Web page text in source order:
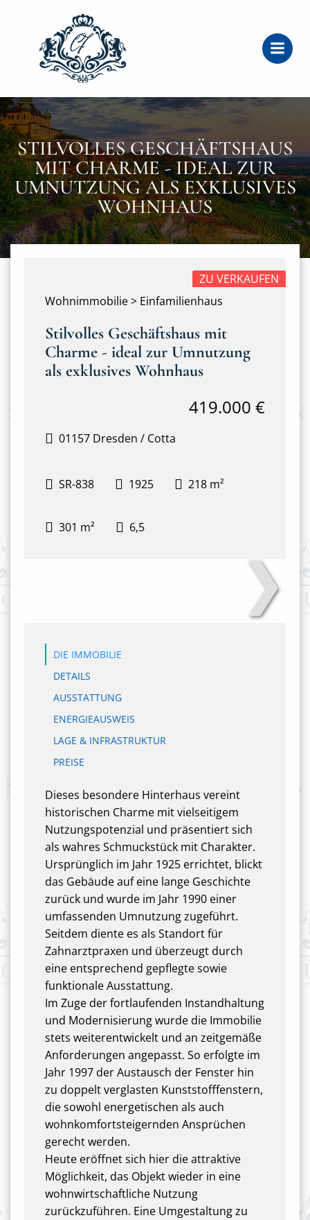
STILVOLLES GESCHÄFTSHAUS
MIT CHARME - IDEAL ZUR
UMNUTZUNG ALS EXKLUSIVES
WOHNHAUS
Wohnimmobilie > Einfamilienhaus
ZU VERKAUFEN
Stilvolles Geschäftshaus mit
Charme - ideal zur Umnutzung
als exklusives Wohnhaus
01157 Dresden / Cotta
419.000 €
SR-838 1925 218 m²
301 m² 6,5
❯
DIE IMMOBILIE
DETAILS
AUSSTATTUNG
ENERGIEAUSWEIS
LAGE & INFRASTRUKTUR
PREISE
Dieses besondere Hinterhaus vereint
historischen Charme mit vielseitigem
Nutzungspotenzial und präsentiert sich
als wahres Schmuckstück mit Charakter.
Ursprünglich im Jahr 1925 errichtet, blickt
das Gebäude auf eine lange Geschichte
zurück und wurde im Jahr 1990 einer
umfassenden Umnutzung zugeführt.
Seitdem diente es als Standort für
Zahnarztpraxen und überzeugt durch
eine entsprechend gepflegte sowie
funktionale Ausstattung.
Im Zuge der fortlaufenden Instandhaltung
und Modernisierung wurde die Immobilie
stets weiterentwickelt und an zeitgemäße
Anforderungen angepasst. So erfolgte im
Jahr 1997 der Austausch der Fenster hin
zu doppelt verglasten Kunststofffenstern,
die sowohl energetischen als auch
wohnkomfortsteigernden Ansprüchen
gerecht werden.
Heute eröffnet sich hier die attraktive
Möglichkeit, das Objekt wieder in eine
wohnwirtschaftliche Nutzung
zurückzuführen. Eine Umgestaltung zu